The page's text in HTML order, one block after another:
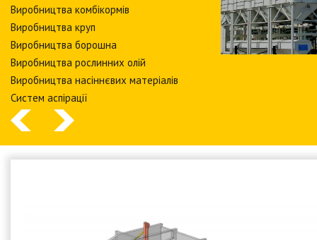
Виробництва комбiкормiв
Виробництва круп
Виробництва борошна
Виробництва рослинних олiй
Виробництва насіннєвих матеріалів
Систем аспiрацiї